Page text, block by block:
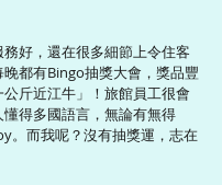
好，還在很多細節上令住客
都有Bingo抽獎大會，獎品豐
斤近江牛」！旅館員工很會
得多國語言，無論有無得
。而我呢？沒有抽獎運，志在